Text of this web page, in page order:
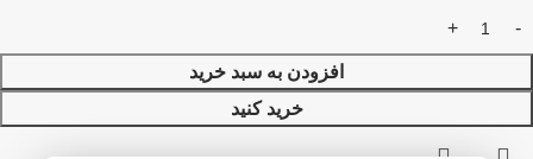
افزودن به سبد خرید
خرید کنید